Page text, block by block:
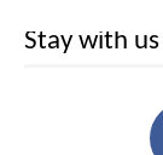
Stay with us